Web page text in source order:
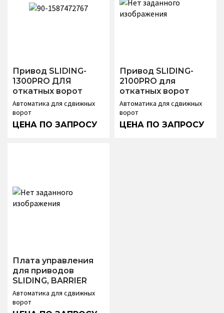
Привод SLIDING-
1300PRO ДЛЯ
откатных ворот
Автоматика для сдвижных
ворот
Привод SLIDING-
2100PRO для
откатных ворот
Автоматика для сдвижных
ворот
Плата управления
для приводов
SLIDING, BARRIER
Автоматика для сдвижных
ворот